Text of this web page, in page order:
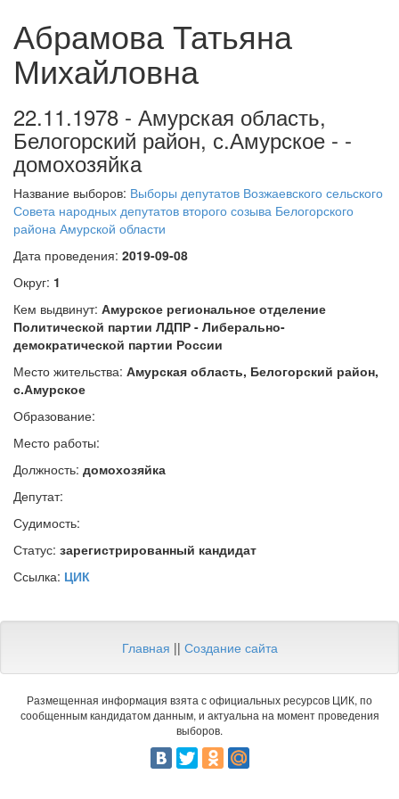
Абрамова Татьяна
Михайловна
22.11.1978 - Амурская область,
Белогорский район, с.Амурское - -
домохозяйка
Название выборов: Выборы депутатов Возжаевского сельского
Совета народных депутатов второго созыва Белогорского
района Амурской области
Дата проведения: 2019-09-08
Округ: 1
Кем выдвинут: Амурское региональное отделение
Политической партии ЛДПР - Либерально-
демократической партии России
Место жительства: Амурская область, Белогорский район,
с.Амурское
Образование:
Место работы:
Должность: домохозяйка
Депутат:
Судимость:
Статус: зарегистрированный кандидат
Ссылка: ЦИК
Главная || Создание сайта
Размещенная информация взята с официальных ресурсов ЦИК, по
сообщенным кандидатом данным, и актуальна на момент проведения
выборов.